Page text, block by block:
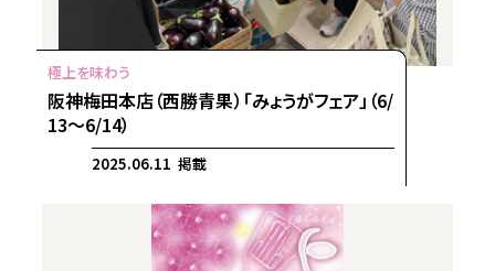
阪神梅田本店（西勝青果）「みょうがフェア」（6/
13～6/14）
2025.06.11 掲載